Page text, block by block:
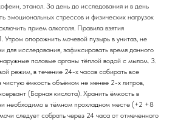
этанол. За день до исследования и в день
эмоциональных стрессов и физических нагрузок
прием алкоголя. Правила взятия
Утром опорожнить мочевой пузырь в унитаз, не
для исследования, зафиксировать время данного
половые органы тёплой водой с мылом. 3.
режим, в течение 24-х часов собирать все
ёмкость объёмом не менее 2-х литров,
(Борная кислота). Хранить ёмкость в
необходимо в тёмном прохладном месте (+2 +8
следует собрать через 24 часа от отмеченного